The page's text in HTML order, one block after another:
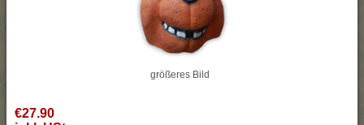
größeres Bild
€27.90